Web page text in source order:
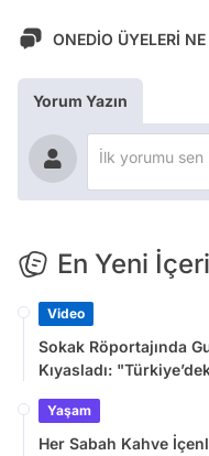
ONEDİO ÜYELERİ
Yorum Yazın
En Yeni
Video
Sokak Röportajında
Kıyasladı:
Yaşam
Her Sabah Kahve